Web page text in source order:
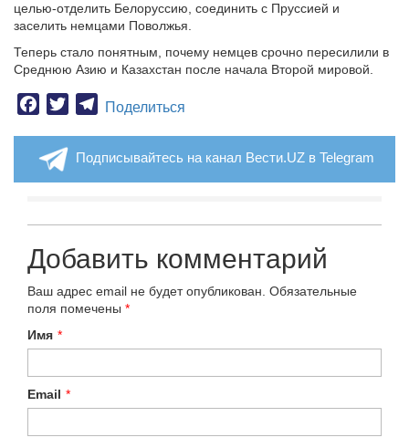
целью-отделить Белоруссию, соединить с Пруссией и
заселить немцами Поволжья.
Теперь стало понятным, почему немцев срочно пересилили в
Среднюю Азию и Казахстан после начала Второй мировой.
Facebook
TwitterTelegram
Поделиться
Подписывайтесь на канал Вести.UZ в Telegram
Добавить комментарий
Ваш адрес email не будет опубликован. Обязательные
поля помечены *
Имя *
Email *